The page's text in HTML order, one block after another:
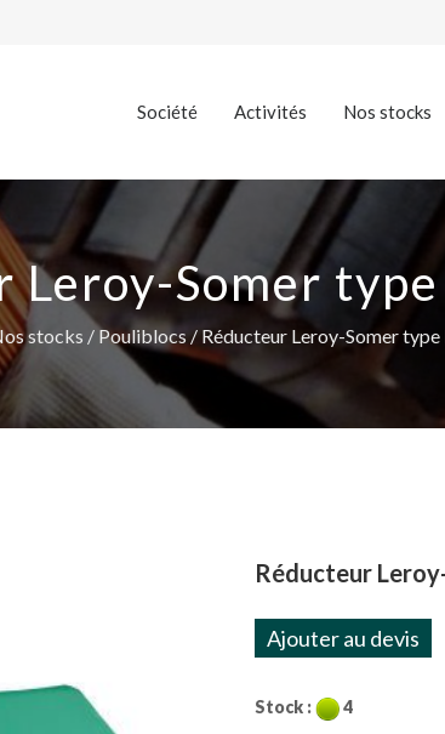
Société Activités Nos stocks
Leroy-Somer
stocks / Pouliblocs/ Réducteur Leroy-Somer
Réducteur
Ajouter au devis
Stock : 4